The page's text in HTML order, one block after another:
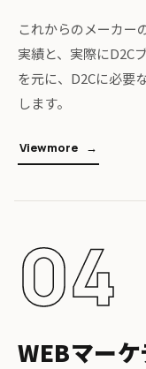
これからのメーカー
実績と、実際にD2C
を元に、D2Cに必要
します。
Viewmore
04
WEBマー